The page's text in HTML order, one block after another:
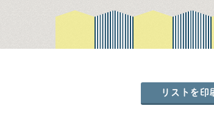
リストを印